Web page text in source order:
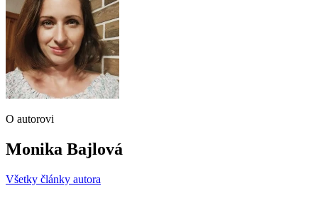
O autorovi
Monika Bajlová
Všetky články autora